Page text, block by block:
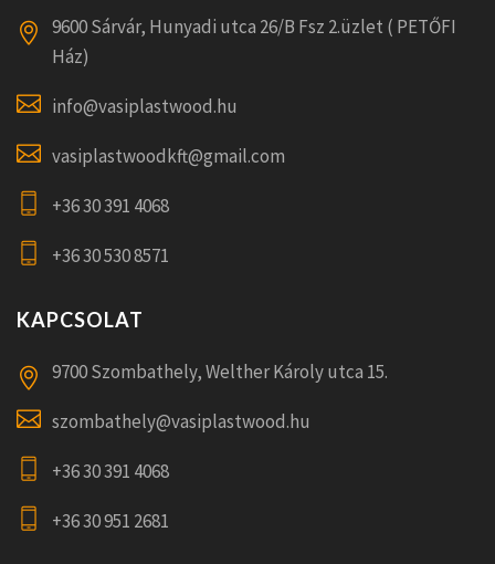
9600 Sárvár, Hunyadi utca 26/B Fsz 2.üzlet ( PETŐFI
Ház)
info@vasiplastwood.hu
vasiplastwoodkft@gmail.com
+36 30 391 4068
+36 30 530 8571
KAPCSOLAT
9700 Szombathely, Welther Károly utca 15.
szombathely@vasiplastwood.hu
+36 30 391 4068
+36 30 951 2681